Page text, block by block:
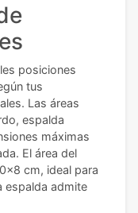
posiciones
tus
Las áreas
espalda
máximas
El área del
cm, ideal para
espalda admite